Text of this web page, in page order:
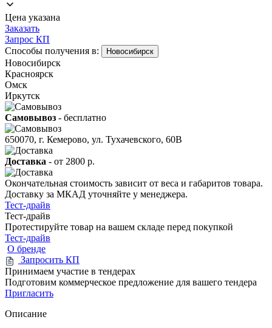
Цена указана
Заказать
Запрос КП
Способы получения в:
Новосибирск
Новосибирск
Красноярск
Омск
Иркутск
Самовывоз - бесплатно
650070, г. Кемерово, ул. Тухачевского, 60В
Доставка - от 2800 р.
Окончательная стоимость зависит от веса и габаритов товара.
Доставку за МКАД уточняйте у менеджера.
Тест-драйв
Тест-драйв
Протестируйте товар на вашем складе перед покупкой
Тест-драйв
О бренде
Запросить КП
Принимаем участие в тендерах
Подготовим коммерческое предложение для вашего тендера
Пригласить
Описание